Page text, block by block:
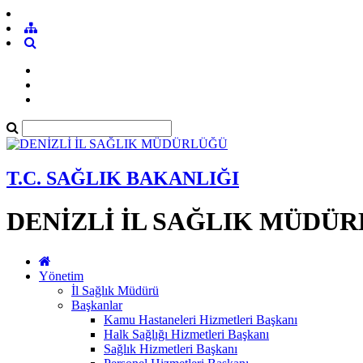
T.C. SAĞLIK BAKANLIĞI
DENİZLİ İL SAĞLIK
Yönetim
İl Sağlık Müdürü
Başkanlar
Kamu Hastaneleri Hizmetleri Başkanı
Halk Sağlığı Hizmetleri Başkanı
Sağlık Hizmetleri Başkanı